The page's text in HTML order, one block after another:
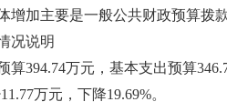
增加主要是一般公共财政预算
况说明
算394.74万元，基本支出预算
万元，下降19.69%。